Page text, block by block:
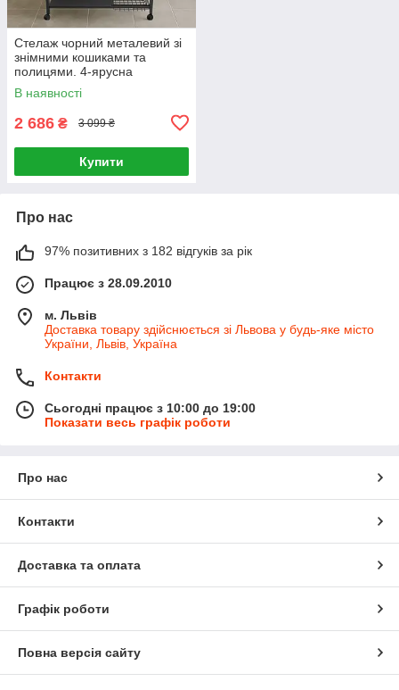
Стелаж чорний металевий зі
знімними кошиками та
полицями. 4-ярусна
етажерка для кухні, комори,
гаража
В наявності
2 686 ₴ 3 099 ₴
Купити
Про нас
97% позитивних з 182 відгуків за рік
Працює з 28.09.2010
м. Львів
Доставка товару здійснюється зі Львова у будь-яке місто
України, Львів, Україна
Контакти
Сьогодні працює з 10:00 до 19:00
Показати весь графік роботи
Про нас
Контакти
Доставка та оплата
Графік роботи
Повна версія сайту